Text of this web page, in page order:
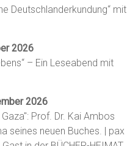
Deutschlanderkundung“ mit
2026
– Ein Leseabend mit
2026
Prof. Dr. Kai Ambos
seines neuen Buches. | pax